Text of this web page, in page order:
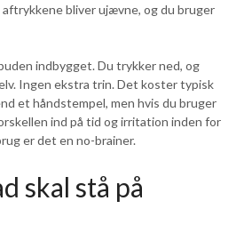
bliver ujævne, og du bruger
indbygget. Du trykker ned, og
Ingen ekstra trin. Det koster typisk
et håndstempel, men hvis du bruger
ind på tid og irritation inden for
er det en no-brainer.
skal stå på